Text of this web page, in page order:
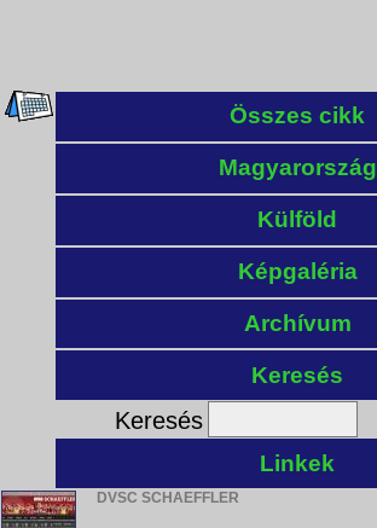
Összes cikk
Magyarország
Külföld
Képgaléria
Archívum
Keresés
Keresés
Linkek
DVSC SCHAEFFLER